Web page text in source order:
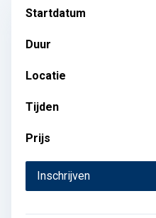
Startdatum
Duur
Locatie
Tijden
Prijs
Inschrijven